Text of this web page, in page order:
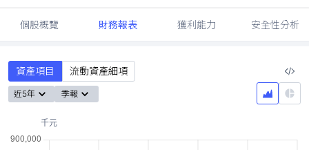
個股概覽 財務報表 獲利能力 安全性分析
資產項目 流動資產細項
近5年 季報